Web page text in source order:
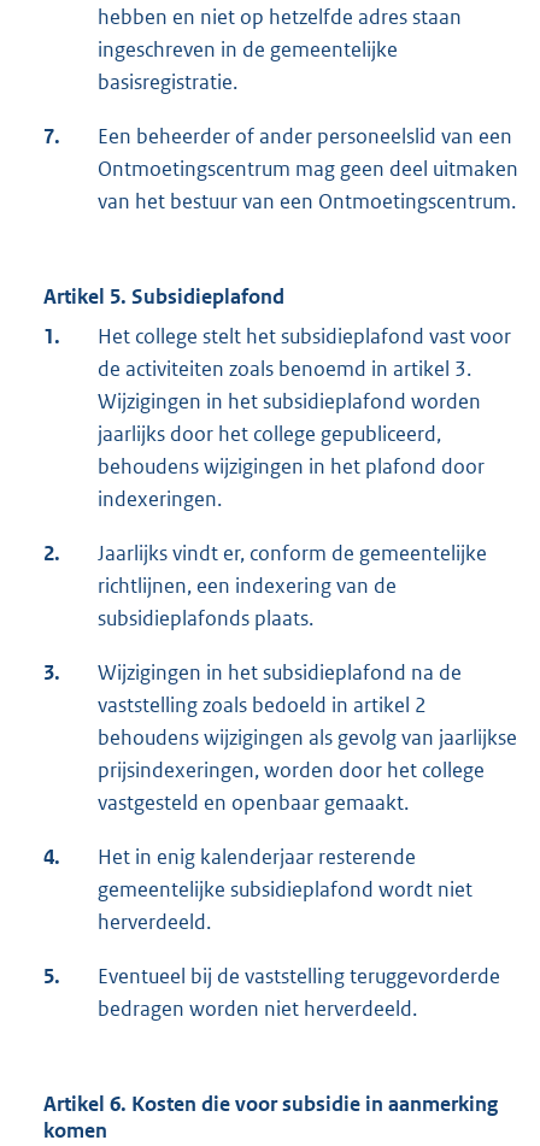
hebben en niet op hetzelfde adres staan
ingeschreven in de gemeentelijke
basisregistratie.
7.
Een beheerder of ander personeelslid van een
Ontmoetingscentrum mag geen deel uitmaken
van het bestuur van een Ontmoetingscentrum.
Artikel 5. Subsidieplafond
1.
Het college stelt het subsidieplafond vast voor
de activiteiten zoals benoemd in artikel 3.
Wijzigingen in het subsidieplafond worden
jaarlijks door het college gepubliceerd,
behoudens wijzigingen in het plafond door
indexeringen.
2.
Jaarlijks vindt er, conform de gemeentelijke
richtlijnen, een indexering van de
subsidieplafonds plaats.
3.
Wijzigingen in het subsidieplafond na de
vaststelling zoals bedoeld in artikel 2
behoudens wijzigingen als gevolg van jaarlijkse
prijsindexeringen, worden door het college
vastgesteld en openbaar gemaakt.
4.
Het in enig kalenderjaar resterende
gemeentelijke subsidieplafond wordt niet
herverdeeld.
5.
Eventueel bij de vaststelling teruggevorderde
bedragen worden niet herverdeeld.
Artikel 6. Kosten die voor subsidie in aanmerking
komen